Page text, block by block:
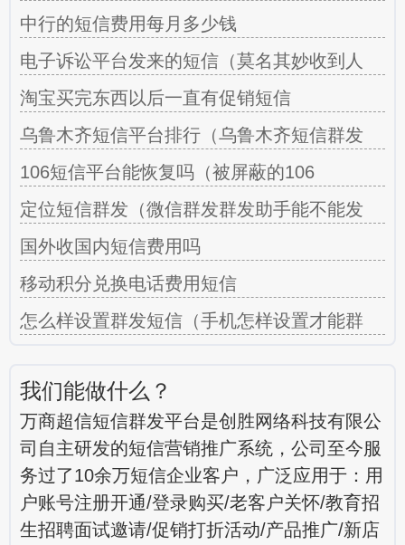
中行的短信费用每月多少钱
电子诉讼平台发来的短信（莫名其妙收到人
淘宝买完东西以后一直有促销短信
乌鲁木齐短信平台排行（乌鲁木齐短信群发
106短信平台能恢复吗（被屏蔽的106
定位短信群发（微信群发群发助手能不能发
国外收国内短信费用吗
移动积分兑换电话费用短信
怎么样设置群发短信（手机怎样设置才能群
我们能做什么？
万商超信短信群发平台是创胜网络科技有限公
司自主研发的短信营销推广系统，公司至今服
务过了10余万短信企业客户，广泛应用于：用
户账号注册开通/登录购买/老客户关怀/教育招
生招聘面试邀请/促销打折活动/产品推广/新店